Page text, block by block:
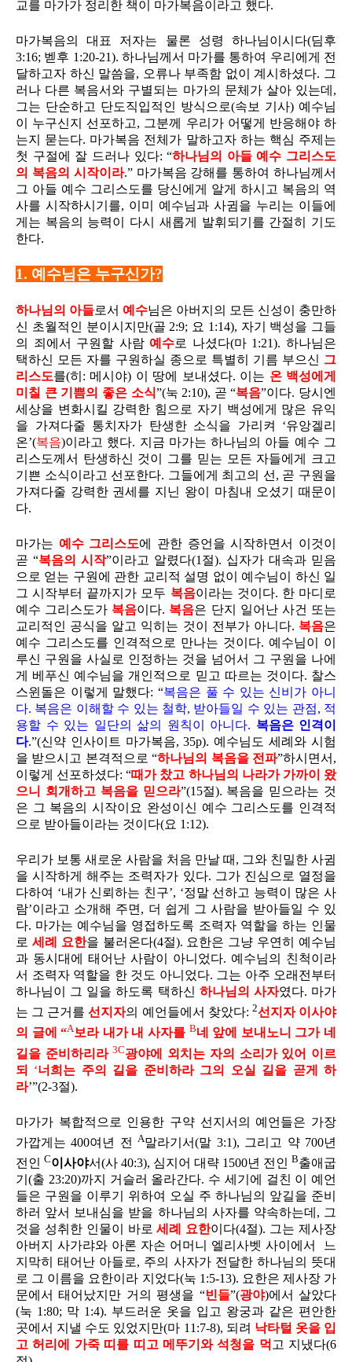
교를 마가가 정리한 책이 마가복음이라고 했다.
마가복음의 대표 저자는 물론 성령 하나님이시다(딤후
3:16; 벧후 1:20-21). 하나님께서 마가를 통하여 우리에게 전
달하고자 하신 말씀을, 오류나 부족함 없이 계시하셨다. 그
러나 다른 복음서와 구별되는 마가의 문체가 살아 있는데,
그는 단순하고 단도직입적인 방식으로(속보 기사) 예수님
이 누구신지 선포하고, 그분께 우리가 어떻게 반응해야 하
는지 묻는다. 마가복음 전체가 말하고자 하는 핵심 주제는
첫 구절에 잘 드러나 있다: “하나님의 아들 예수 그리스도
의 복음의 시작이라.” 마가복음 강해를 통하여 하나님께서
그 아들 예수 그리스도를 당신에게 알게 하시고 복음의 역
사를 시작하시기를, 이미 예수님과 사귐을 누리는 이들에
게는 복음의 능력이 다시 새롭게 발휘되기를 간절히 기도
한다.
1. 예수님은 누구신가?
하나님의 아들로서 예수님은 아버지의 모든 신성이 충만하
신 초월적인 분이시지만(골 2:9; 요 1:14), 자기 백성을 그들
의 죄에서 구원할 사람 예수로 나셨다(마 1:21). 하나님은
택하신 모든 자를 구원하실 종으로 특별히 기름 부으신 그
리스도를(히: 메시야) 이 땅에 보내셨다. 이는 온 백성에게
미칠 큰 기쁨의 좋은 소식”(눅 2:10), 곧 “복음”이다. 당시엔
세상을 변화시킬 강력한 힘으로 자기 백성에게 많은 유익
을 가져다줄 통치자가 탄생한 소식을 가리켜 ‘유앙겔리
온’(복음)이라고 했다. 지금 마가는 하나님의 아들 예수 그
리스도께서 탄생하신 것이 그를 믿는 모든 자들에게 크고
기쁜 소식이라고 선포한다. 그들에게 최고의 선, 곧 구원을
가져다줄 강력한 권세를 지닌 왕이 마침내 오셨기 때문이
다.
마가는 예수 그리스도에 관한 증언을 시작하면서 이것이
곧 “복음의 시작”이라고 알렸다(1절). 십자가 대속과 믿음
으로 얻는 구원에 관한 교리적 설명 없이 예수님이 하신 일
그 시작부터 끝까지가 모두 복음이라는 것이다. 한 마디로
예수 그리스도가 복음이다. 복음은 단지 일어난 사건 또는
교리적인 공식을 알고 익히는 것이 전부가 아니다. 복음은
예수 그리스도를 인격적으로 만나는 것이다. 예수님이 이
루신 구원을 사실로 인정하는 것을 넘어서 그 구원을 나에
게 베푸신 예수님을 개인적으로 믿고 따르는 것이다. 찰스
스윈돌은 이렇게 말했다: “복음은 풀 수 있는 신비가 아니
다. 복음은 이해할 수 있는 철학, 받아들일 수 있는 관점, 적
용할 수 있는 일단의 삶의 원칙이 아니다. 복음은 인격이
다.”(신약 인사이트 마가복음, 35p). 예수님도 세례와 시험
을 받으시고 본격적으로 “하나님의 복음을 전파”하시면서,
이렇게 선포하셨다: “때가 찼고 하나님의 나라가 가까이 왔
으니 회개하고 복음을 믿으라”(15절). 복음을 믿으라는 것
은 그 복음의 시작이요 완성이신 예수 그리스도를 인격적
으로 받아들이라는 것이다(요 1:12).
우리가 보통 새로운 사람을 처음 만날 때, 그와 친밀한 사귐
을 시작하게 해주는 조력자가 있다. 그가 진심으로 열정을
다하여 ‘내가 신뢰하는 친구’, ‘정말 선하고 능력이 많은 사
람’이라고 소개해 주면, 더 쉽게 그 사람을 받아들일 수 있
다. 마가는 예수님을 영접하도록 조력자 역할을 하는 인물
로 세례 요한을 불러온다(4절). 요한은 그냥 우연히 예수님
과 동시대에 태어난 사람이 아니었다. 예수님의 친척이라
서 조력자 역할을 한 것도 아니었다. 그는 아주 오래전부터
하나님이 그 일을 하도록 택하신 하나님의 사자였다. 마가
는 그 근거를선지자의 예언들에서 찾았다: 2선지자 이사야
의 글에 “A보라 내가 내 사자를 B네 앞에 보내노니 그가 네
길을 준비하리라 3C광야에 외치는 자의 소리가 있어 이르
되 ‘너희는 주의 길을 준비하라 그의 오실 길을 곧게 하
라’”(2-3절).
마가가 복합적으로 인용한 구약 선지서의 예언들은 가장
가깝게는 400여년 전A말라기서(말 3:1), 그리고 약 700년
전인 C이사야서(사 40:3), 심지어 대략 1500년 전인 B출애굽
기(출 23:20)까지 거슬러 올라간다. 수 세기에 걸친 이 예언
들은 구원을 이루기 위하여 오실 주 하나님의 앞길을 준비
하러 앞서 보내심을 받을 하나님의 사자를 약속하는데, 그
것을 성취한 인물이 바로세례 요한이다(4절). 그는 제사장
아버지 사가랴와 아론 자손 어머니 엘리사벳 사이에서
느
지막히 태어난 아들로, 주의 사자가 전달한 하나님의 뜻대
로 그 이름을 요한이라 지었다(눅 1:5-13). 요한은 제사장 가
문에서 태어났지만 거의 평생을 “빈들”(광야)에서 살았다
(눅 1:80; 막 1:4). 부드러운 옷을 입고 왕궁과 같은 편안한
곳에서 지낼 수도 있었지만(마 11:7-8), 되려 낙타털 옷을 입
고 허리에 가죽 띠를 띠고 메뚜기와 석청을 먹 고 지냈다(6